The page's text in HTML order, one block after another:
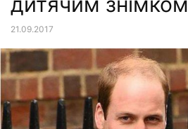
21.09.2017